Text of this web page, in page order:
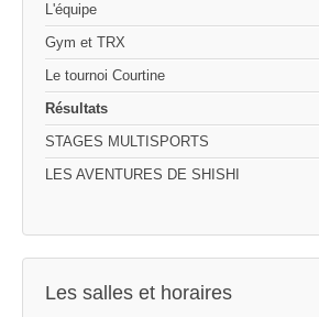
L'équipe
Gym et TRX
Le tournoi Courtine
Résultats
STAGES MULTISPORTS
LES AVENTURES DE SHISHI
Les salles et horaires